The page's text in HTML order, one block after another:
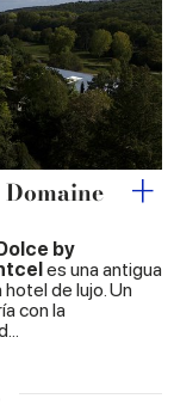
by
es una antigua
de lujo. Un
con la